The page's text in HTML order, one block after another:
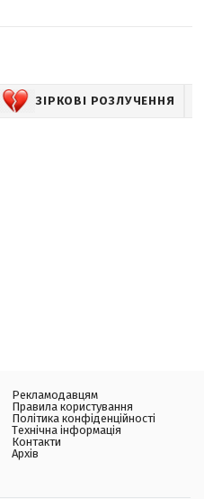
ЗІРКОВІ РОЗЛУЧЕННЯ
Рекламодавцям
Правила користування
Політика конфіденційності
Технічна інформація
Контакти
Архів